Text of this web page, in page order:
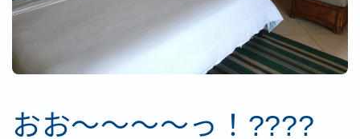
おお～～～～っ！????